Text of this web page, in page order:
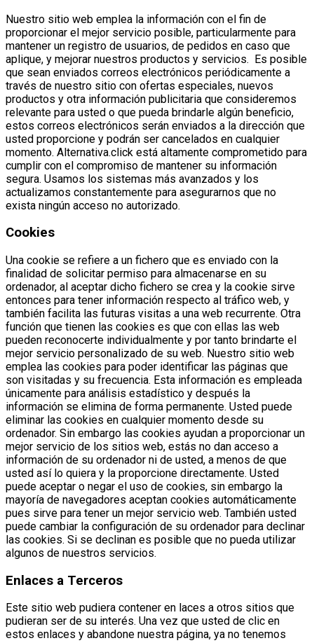
Nuestro sitio web emplea la información con el fin de
proporcionar el mejor servicio posible, particularmente para
mantener un registro de usuarios, de pedidos en caso que
aplique, y mejorar nuestros productos y servicios. Es posible
que sean enviados correos electrónicos periódicamente a
través de nuestro sitio con ofertas especiales, nuevos
productos y otra información publicitaria que consideremos
relevante para usted o que pueda brindarle algún beneficio,
estos correos electrónicos serán enviados a la dirección que
usted proporcione y podrán ser cancelados en cualquier
momento. Alternativa.click está altamente comprometido para
cumplir con el compromiso de mantener su información
segura. Usamos los sistemas más avanzados y los
actualizamos constantemente para asegurarnos que no
exista ningún acceso no autorizado.
Cookies
Una cookie se refiere a un fichero que es enviado con la
finalidad de solicitar permiso para almacenarse en su
ordenador, al aceptar dicho fichero se crea y la cookie sirve
entonces para tener información respecto al tráfico web, y
también facilita las futuras visitas a una web recurrente. Otra
función que tienen las cookies es que con ellas las web
pueden reconocerte individualmente y por tanto brindarte el
mejor servicio personalizado de su web. Nuestro sitio web
emplea las cookies para poder identificar las páginas que
son visitadas y su frecuencia. Esta información es empleada
únicamente para análisis estadístico y después la
información se elimina de forma permanente. Usted puede
eliminar las cookies en cualquier momento desde su
ordenador. Sin embargo las cookies ayudan a proporcionar un
mejor servicio de los sitios web, estás no dan acceso a
información de su ordenador ni de usted, a menos de que
usted así lo quiera y la proporcione directamente. Usted
puede aceptar o negar el uso de cookies, sin embargo la
mayoría de navegadores aceptan cookies automáticamente
pues sirve para tener un mejor servicio web. También usted
puede cambiar la configuración de su ordenador para declinar
las cookies. Si se declinan es posible que no pueda utilizar
algunos de nuestros servicios.
Enlaces a Terceros
Este sitio web pudiera contener en laces a otros sitios que
pudieran ser de su interés. Una vez que usted de clic en
estos enlaces y abandone nuestra página, ya no tenemos